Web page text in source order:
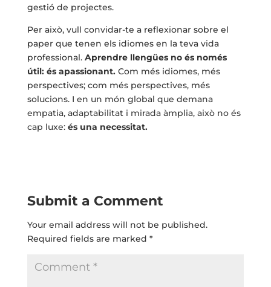
gestió de projectes.
Per això, vull convidar-te a reflexionar sobre el
paper que tenen els idiomes en la teva vida
professional. Aprendre llengües no és només
útil: és apassionant.Com més idiomes, més
perspectives; com més perspectives, més
solucions. I en un món global que demana
empatia, adaptabilitat i mirada àmplia, això no és
cap luxe:és una necessitat.
Submit a Comment
Your email address will not be published.
Required fields are marked *